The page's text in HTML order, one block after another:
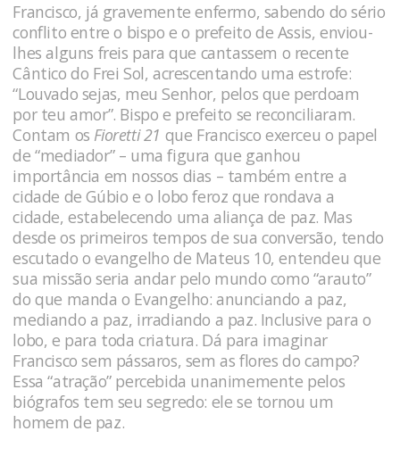
Francisco, já gravemente enfermo, sabendo do sério
conflito entre o bispo e o prefeito de Assis, enviou-
lhes alguns freis para que cantassem o recente
Cântico do Frei Sol, acrescentando uma estrofe:
“Louvado sejas, meu Senhor, pelos que perdoam
por teu amor”. Bispo e prefeito se reconciliaram.
Contam os Fioretti 21 que Francisco exerceu o papel
de “mediador” – uma figura que ganhou
importância em nossos dias – também entre a
cidade de Gúbio e o lobo feroz que rondava a
cidade, estabelecendo uma aliança de paz. Mas
desde os primeiros tempos de sua conversão, tendo
escutado o evangelho de Mateus 10, entendeu que
sua missão seria andar pelo mundo como “arauto”
do que manda o Evangelho: anunciando a paz,
mediando a paz, irradiando a paz. Inclusive para o
lobo, e para toda criatura. Dá para imaginar
Francisco sem pássaros, sem as flores do campo?
Essa “atração” percebida unanimemente pelos
biógrafos tem seu segredo: ele se tornou um
homem de paz.